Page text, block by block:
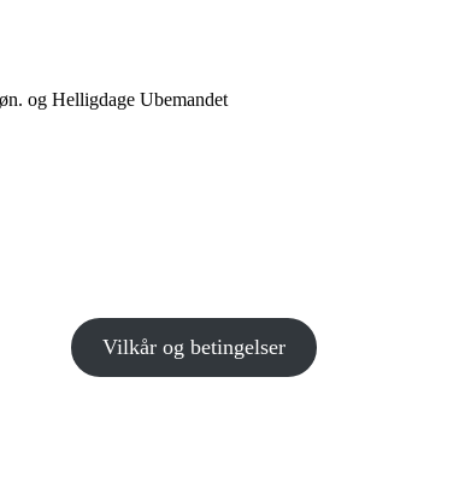
og Helligdage Ubemandet
Vilkår og betingelser